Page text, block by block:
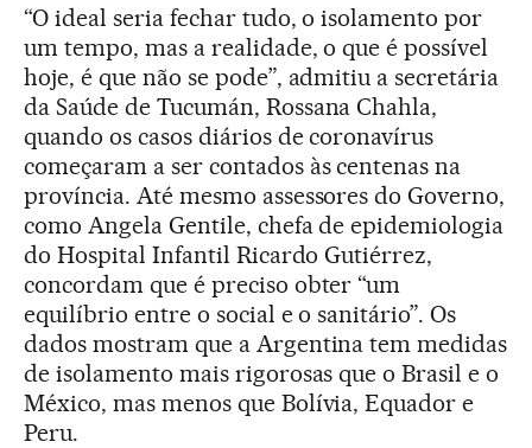
“O ideal seria fechar tudo, o isolamento por
um tempo, mas a realidade, o que é possível
hoje, é que não se pode”, admitiu a secretária
da Saúde de Tucumán, Rossana Chahla,
quando os casos diários de coronavírus
começaram a ser contados às centenas na
província. Até mesmo assessores do Governo,
como Angela Gentile, chefa de epidemiologia
do Hospital Infantil Ricardo Gutiérrez,
concordam que é preciso obter “um
equilíbrio entre o social e o sanitário”. Os
dados mostram que a Argentina tem medidas
de isolamento mais rigorosas que o Brasil e o
México, mas menos que Bolívia, Equador e
Peru.